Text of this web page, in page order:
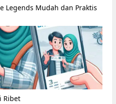
Legends Mudah dan Praktis
Ribet